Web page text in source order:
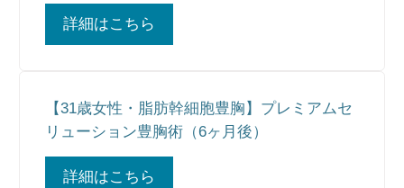
詳細はこちら
【31歳女性・脂肪幹細胞豊胸】プレミアムセ
リューション豊胸術（6ヶ月後）
詳細はこちら